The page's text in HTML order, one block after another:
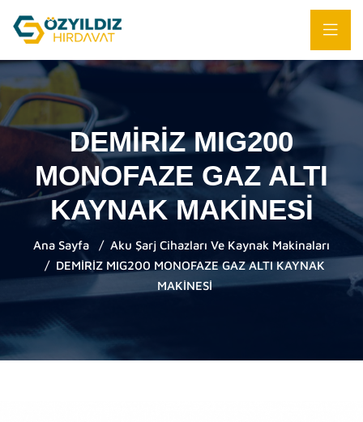
DEMİRİZ MIG200
MONOFAZE GAZ ALTI
KAYNAK MAKİNESİ
Ana Sayfa
Aku Şarj Cihazları Ve Kaynak Makinaları
DEMİRİZ MIG200 MONOFAZE GAZ ALTI KAYNAK
MAKİNESİ